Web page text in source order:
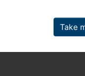
Take